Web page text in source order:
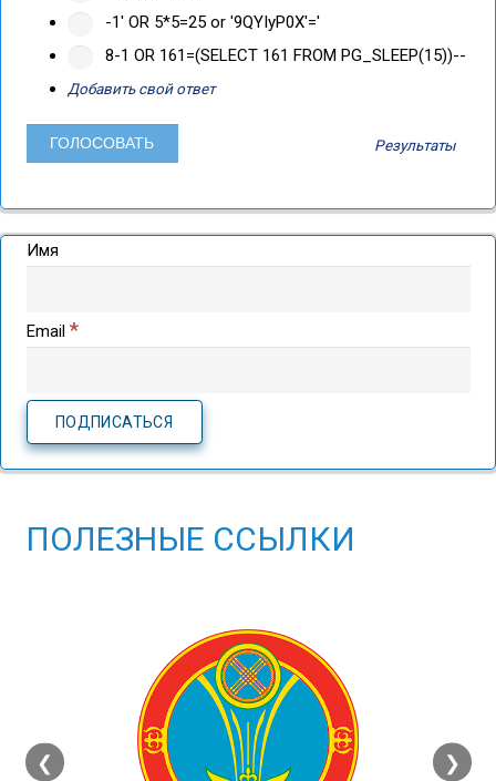
-1' OR 5*5=25 or '9QYIyP0X'='
8-1 OR 161=(SELECT 161 FROM PG_SLEEP(15))--
Добавить свой ответ
Результаты
Имя
Email *
ПОЛЕЗНЫЕ ССЫЛКИ
❮ ❯